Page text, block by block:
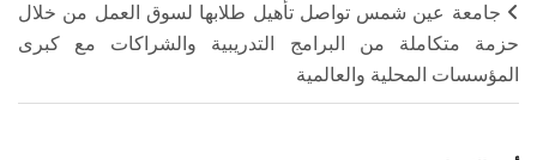
جامعة عين شمس تواصل تأهيل طلابها لسوق العمل من خلال
حزمة متكاملة من البرامج التدريبية والشراكات مع كبرى
المؤسسات المحلية والعالمية